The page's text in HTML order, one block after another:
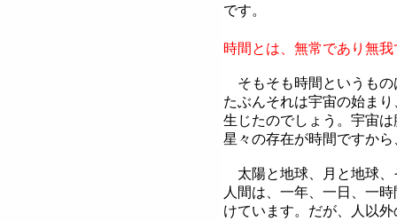
です。
時間とは、無常であり無
そもそも時間というもの
たぶんそれは宇宙の始ま
生じたのでしょう。宇宙
星々の存在が時間ですか
太陽と地球、月と地球、
人間は 、一年、一日、一
けています。だが、
人以